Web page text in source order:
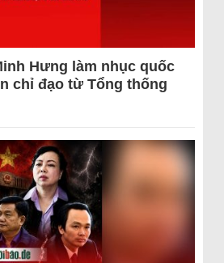
Hưng làm nhục quốc
chỉ đạo từ Tổng thống